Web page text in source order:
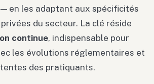
en les adaptant aux spécificités
du secteur. La clé réside
continue, indispensable pour
les évolutions réglementaires et
des pratiquants.